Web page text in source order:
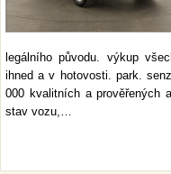
legálního původu. výkup
ihned a v hotovosti. park.
000 kvalitních a prověřených
stav vozu,…